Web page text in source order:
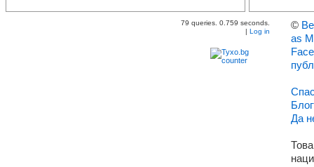
79 queries. 0.759 seconds.
| Log in
©
as
Да